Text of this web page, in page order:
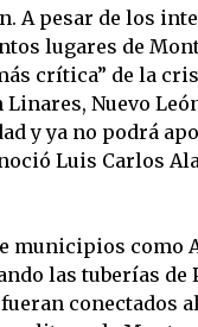
A pesar de los
lugares de
crítica” de la
Nuevo
y ya no podrá
Luis Carlos
municipios como
las tuberías de
conectados